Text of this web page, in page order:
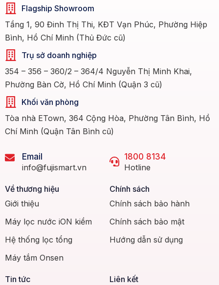
Flagship Showroom
Tầng 1, 90 Đinh Thị Thi, KĐT Vạn Phúc, Phường Hiệp
Bình, Hồ Chí Minh (Thủ Đức cũ)
Trụ sở doanh nghiệp
354 – 356 – 360/2 – 364/4 Nguyễn Thị Minh Khai,
Phường Bàn Cờ, Hồ Chí Minh (Quận 3 cũ)
Khối văn phòng
Tòa nhà ETown, 364 Cộng Hòa, Phường Tân Bình, Hồ
Chí Minh (Quận Tân Bình cũ)
1800 8134
Hotline
Email
info@fujismart.vn
Về thương hiệu
Giới thiệu
Máy lọc nước iON kiềm
Hệ thống lọc tổng
Máy tắm Onsen
Chính sách
Chính sách bảo hành
Chính sách bảo mật
Hướng dẫn sử dụng
Tin tức
Liên kết